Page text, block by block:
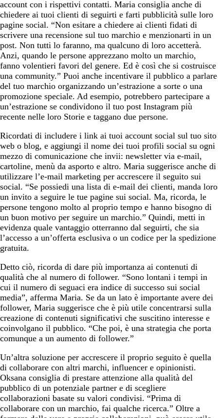
account con i rispettivi contatti. Maria consiglia anche di
chiedere ai tuoi clienti di seguirti e farti pubblicità sulle loro
pagine social. “Non esitare a chiedere ai clienti fidati di
scrivere una recensione sul tuo marchio e menzionarti in un
post. Non tutti lo faranno, ma qualcuno di loro accetterà.
Anzi, quando le persone apprezzano molto un marchio,
fanno volentieri favori del genere. Ed è così che si costruisce
una community.” Puoi anche incentivare il pubblico a parlare
del tuo marchio organizzando un’estrazione a sorte o una
promozione speciale. Ad esempio, potrebbero partecipare a
un’estrazione se condividono il tuo post Instagram più
recente nelle loro Storie e taggano due persone.
Ricordati di includere i link ai tuoi account social sul tuo sito
web o blog, e aggiungi il nome dei tuoi profili social su ogni
mezzo di comunicazione che invii: newsletter via e-mail,
cartoline, menù da asporto e altro. Maria suggerisce anche di
utilizzare l’e-mail marketing per accrescere il seguito sui
social. “Se possiedi una lista di e-mail dei clienti, manda loro
un invito a seguire le tue pagine sui social. Ma, ricorda, le
persone tengono molto al proprio tempo e hanno bisogno di
un buon motivo per seguire un marchio.” Quindi, metti in
evidenza quale vantaggio otterranno dal seguirti, che sia
l’accesso a un’offerta esclusiva o un codice per la spedizione
gratuita.
Detto ciò, ricorda di dare più importanza ai contenuti di
qualità che al numero di follower. “Sono lontani i tempi in
cui il numero di seguaci era indice di successo sui social
media”, afferma Maria. Se da un lato è importante avere dei
follower, Maria suggerisce che è più utile concentrarsi sulla
creazione di contenuti significativi che suscitino interesse e
coinvolgano il pubblico. “Che poi, è una strategia che porta
comunque a un aumento di follower.”
Un’altra soluzione per accrescere il proprio seguito è quella
di collaborare con altri marchi, influencer e opinionisti.
Oksana consiglia di prestare attenzione alla qualità del
pubblico di un potenziale partner e di scegliere
collaborazioni basate su valori condivisi. “Prima di
collaborare con un marchio, fai qualche ricerca.” Oltre a